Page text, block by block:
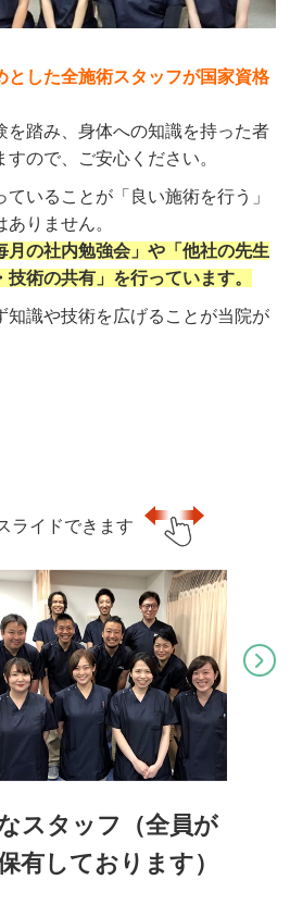
とした全施術スタッフが国家資格
を踏み、身体への知識を持った者
ので、ご安心ください。
いることが「良い施術を行う」
りません。
月の社内勉強会」や「他社の先生
術の共有」を行っています。
知識や技術を広げることが当院が
ライドできます
スタッフ（全員が
有しております）